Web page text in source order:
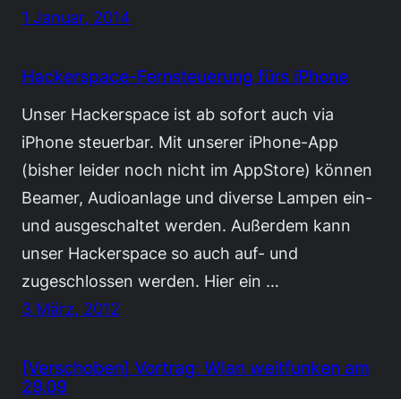
1 Januar, 2014
Hackerspace-Fernsteuerung fürs iPhone
Unser Hackerspace ist ab sofort auch via
iPhone steuerbar. Mit unserer iPhone-App
(bisher leider noch nicht im AppStore) können
Beamer, Audioanlage und diverse Lampen ein-
und ausgeschaltet werden. Außerdem kann
unser Hackerspace so auch auf- und
zugeschlossen werden. Hier ein …
3 März, 2012
[Verschoben] Vortrag: Wlan weitfunken am
29.09